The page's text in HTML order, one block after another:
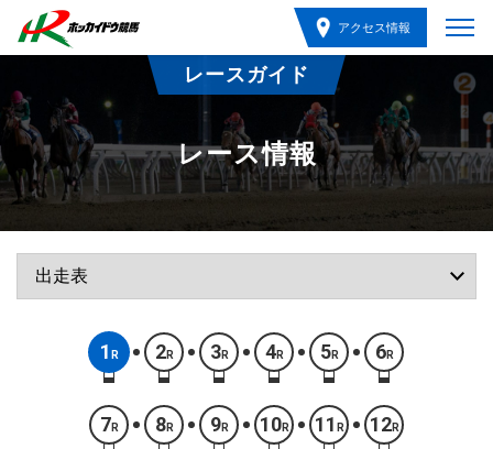
アクセス情報
レースガイド
レース情報
1 R 2R 3R 4R 5R 6R
7 R 8R 9R 10R 11 R 12R